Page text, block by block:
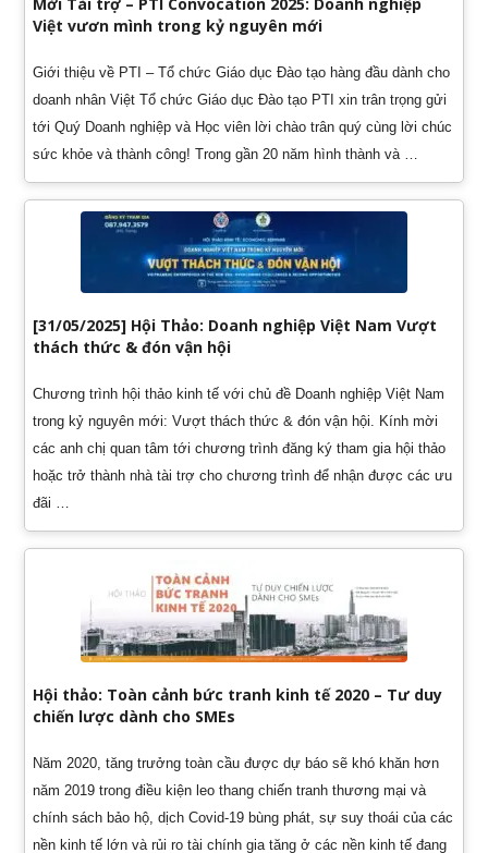
Việt vươn mình trong kỷ nguyên mới
Giới thiệu về PTI – Tổ chức Giáo dục Đào tạo hàng đầu dành cho
doanh nhân Việt Tổ chức Giáo dục Đào tạo PTI xin trân trọng gửi
tới Quý Doanh nghiệp và Học viên lời chào trân quý cùng lời chúc
sức khỏe và thành công! Trong gần 20 năm hình thành và …
[31/05/2025] Hội Thảo: Doanh nghiệp Việt Nam Vượt
thách thức & đón vận hội
Chương trình hội thảo kinh tế với chủ đề Doanh nghiệp Việt Nam
trong kỷ nguyên mới: Vượt thách thức & đón vận hội. Kính mời
các anh chị quan tâm tới chương trình đăng ký tham gia hội thảo
hoặc trở thành nhà tài trợ cho chương trình để nhận được các ưu
đãi …
Hội thảo: Toàn cảnh bức tranh kinh tế 2020 – Tư duy
chiến lược dành cho SMEs
Năm 2020, tăng trưởng toàn cầu được dự báo sẽ khó khăn hơn
năm 2019 trong điều kiện leo thang chiến tranh thương mại và
chính sách bảo hộ, dịch Covid-19 bùng phát, sự suy thoái của các
nền kinh tế lớn và rủi ro tài chính gia tăng ở các nền kinh tế đang